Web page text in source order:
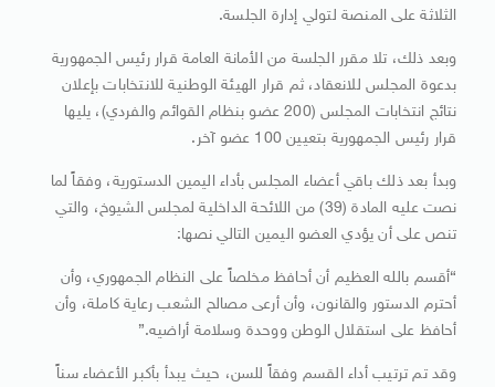
الثلاثة على المنصة لتولي إدارة الجلسة.
وبعد ذلك، تلا مقرر الجلسة من الأمانة العامة قرار رئيس الجمهورية
بدعوة المجلس للانعقاد، ثم قرار الهيئة الوطنية للانتخابات بإعلان
نتائج انتخابات المجلس (200 عضو بنظام القوائم والفردي)، يليها
قرار رئيس الجمهورية بتعيين 100 عضو آخر.
وبدأ بعد ذلك باقي أعضاء المجلس بأداء اليمين الدستورية، وفقاً لما
نصت عليه المادة (39) من اللائحة الداخلية لمجلس الشيوخ، والتي
تنص على أن يؤدي العضو اليمين التالي نصها:
“أقسم بالله العظيم أن أحافظ مخلصاً على النظام الجمهوري، وأن
أحترم الدستور والقانون، وأن أرعى مصالح الشعب رعاية كاملة، وأن
أحافظ على استقلال الوطن ووحدة وسلامة أراضيه.”
وقد تم ترتيب أداء القسم وفقاً للسن، حيث يبدأ بأكبر الأعضاء سناً